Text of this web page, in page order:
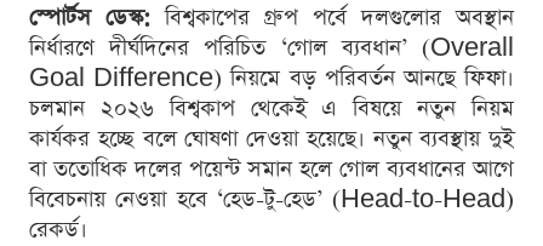
স্পোর্টস ডেস্ক: বিশ্বকাপের গ্রুপ পর্বে দলগুলোর অবস্থান
নির্ধারণে দীর্ঘদিনের পরিচিত ‘গোল ব্যবধান’ (Overall
Goal Difference) নিয়মে বড় পরিবর্তন আনছে ফিফা।
চলমান ২০২৬ বিশ্বকাপ থেকেই এ বিষয়ে নতুন নিয়ম
কার্যকর হচ্ছে বলে ঘোষণা দেওয়া হয়েছে। নতুন ব্যবস্থায় দুই
বা ততোধিক দলের পয়েন্ট সমান হলে গোল ব্যবধানের আগে
বিবেচনায় নেওয়া হবে ‘হেড-টু-হেড’ (Head-to-Head)
রেকর্ড।